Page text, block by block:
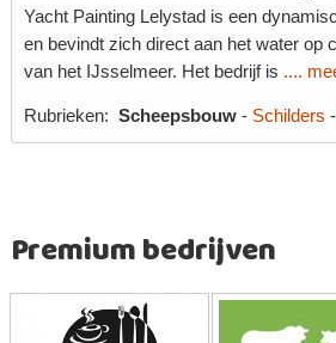
Yacht Painting Lelystad is een
en bevindt zich direct aan het water op
van het IJsselmeer. Het bedrijf is ....
Rubrieken:Scheepsbouw - Schilders
Premium bedrijven